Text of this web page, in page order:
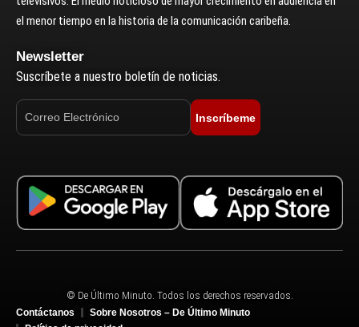
el menor tiempo en la historia de la comunicación caribeña.
Newsletter
Suscríbete a nuestro boletín de noticias.
Inscríbeme
© De Último Minuto. Todos los derechos reservados.
Contáctanos
Sobre Nosotros – De Último Minuto